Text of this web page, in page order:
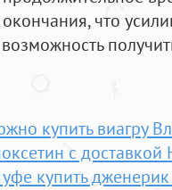
что
купить виагру
с
уфе купить